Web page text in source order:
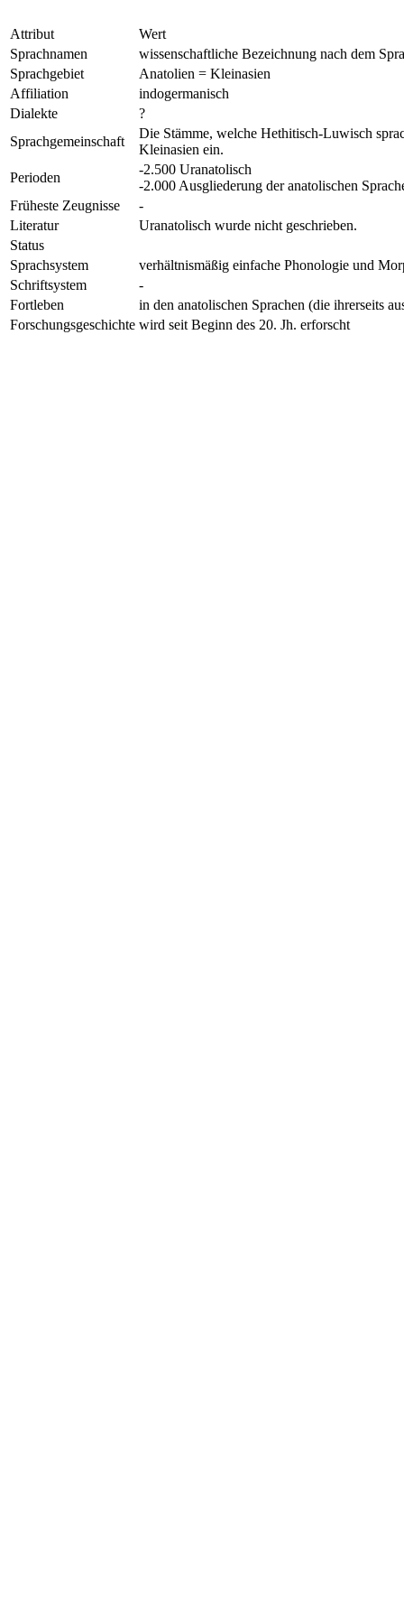
Attribut
Wert
Sprachnamen
wissenschaftliche Bezeichnung nach dem
Sprachgebiet
Anatolien = Kleinasien
Affiliation
indogermanisch
Dialekte
?
Sprachgemeinschaft
Die Stämme, welche Hethitisch-Luwisch
Kleinasien ein.
Perioden
-2.500 Uranatolisch
-2.000 Ausgliederung der anatolischen
Früheste Zeugnisse
-
Literatur
Uranatolisch wurde nicht geschrieben.
Status
Sprachsystem
verhältnismäßig einfache Phonologie und
Schriftsystem
-
Fortleben
in den anatolischen Sprachen (die ihrerseits
Forschungsgeschichte wird seit Beginn des 20. Jh. erforscht